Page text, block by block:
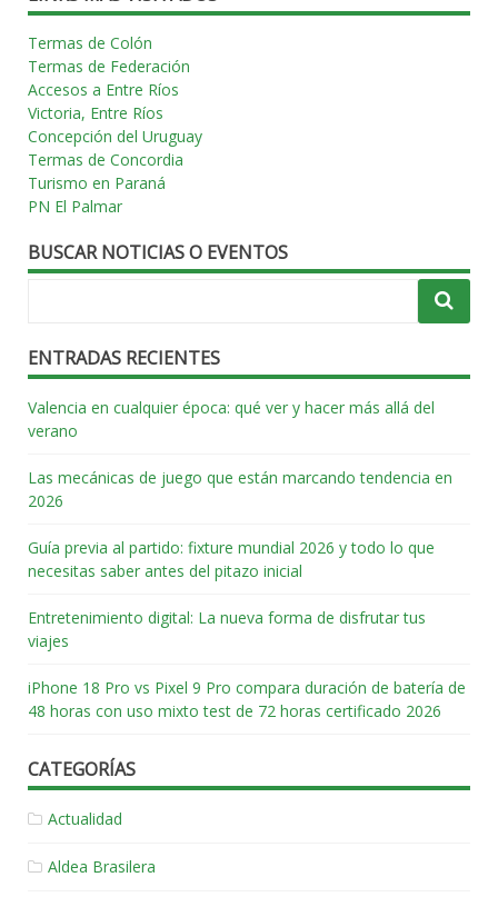
Termas de Colón
Termas de Federación
Accesos a Entre Ríos
Victoria, Entre Ríos
Concepción del Uruguay
Termas de Concordia
Turismo en Paraná
PN El Palmar
BUSCAR NOTICIAS O EVENTOS
ENTRADAS RECIENTES
Valencia en cualquier época: qué ver y hacer más allá del
verano
Las mecánicas de juego que están marcando tendencia en
2026
Guía previa al partido: fixture mundial 2026 y todo lo que
necesitas saber antes del pitazo inicial
Entretenimiento digital: La nueva forma de disfrutar tus
viajes
iPhone 18 Pro vs Pixel 9 Pro compara duración de batería de
48 horas con uso mixto test de 72 horas certificado 2026
CATEGORÍAS
Actualidad
Aldea Brasilera